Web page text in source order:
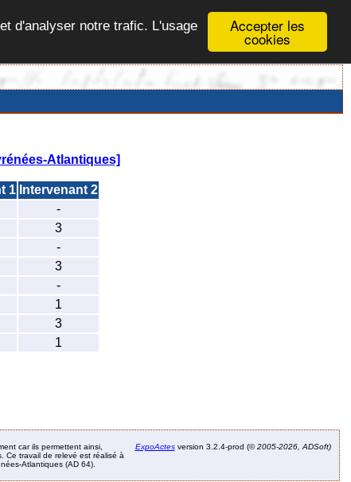
Accepter les
cookies
d'analyser notre trafic. L'usage
Atlantiques]
1 Intervenant 2
-
3
-
3
-
1
3
1
car ils permettent ainsi,
Ce travail de relevé est réalisé à
Atlantiques (AD 64).
ExpoActesversion 3.2.4-prod (©2005-2026, ADSoft)